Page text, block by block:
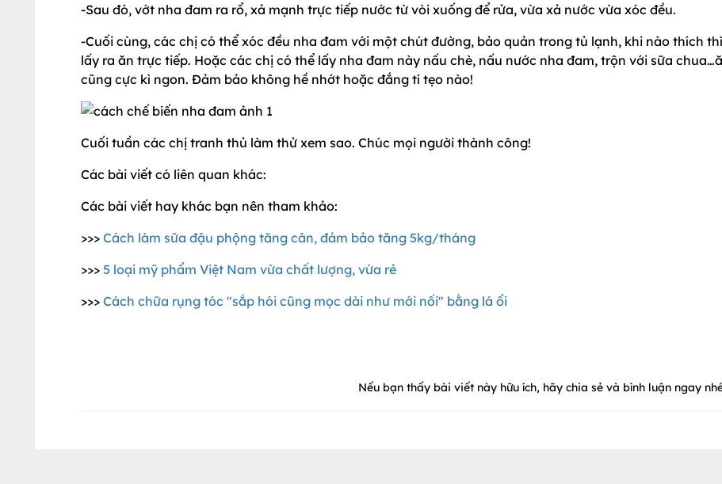
-Sau đó, vớt nha đam ra rổ, xả mạnh trực tiếp nước từ vòi xuống để rửa, vừa xả nước vừa xóc đều.
-Cuối cùng, các chị có thể xóc đều nha đam với một chút đường, bảo quản trong tủ lạnh, khi nào thích thì
lấy ra ăn trực tiếp. Hoặc các chị có thể lấy nha đam này nấu chè, nấu nước nha đam, trộn với sữa
cũng cực kì ngon. Đảm bảo không hề nhớt hoặc đắng tí tẹo nào!
Cuối tuần các chị tranh thủ làm thử xem sao. Chúc mọi người thành công!
Các bài viết có liên quan khác:
Các bài viết hay khác bạn nên tham khảo:
>>> Cách làm sữa đậu phộng tăng cân, đảm bảo tăng 5kg/tháng
>>> 5 loại mỹ phẩm Việt Nam vừa chất lượng, vừa rẻ
>>> Cách chữa rụng tóc "sắp hói cũng mọc dài như mới nối" bằng lá ổi
Nếu bạn thấy bài viết này hữu ích, hãy chia sẻ và bình luận ngay